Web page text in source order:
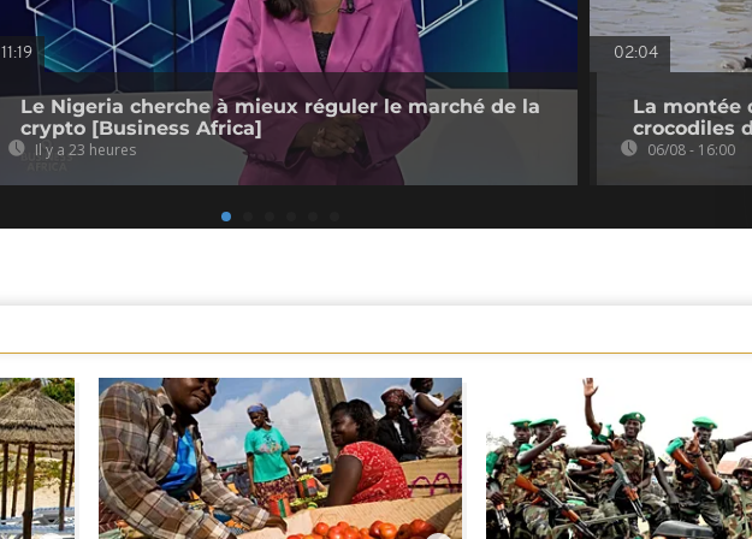
11:19
Le Nigeria cherche à mieux réguler le marché de la
crypto [Business Africa]
Il y a 23 heures
02:04
La montée
crocodiles
06/08 - 16:00